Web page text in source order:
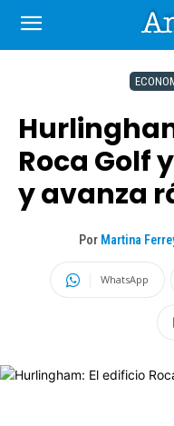
Roca Golf
y avanza
Por Martina
WhatsApp